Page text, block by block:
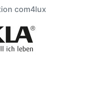
com4lux